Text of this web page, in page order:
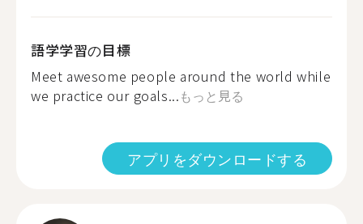
語学学習の目標
Meet awesome people around the world while
we practice our goals...もっと見る
アプリをダウンロードする